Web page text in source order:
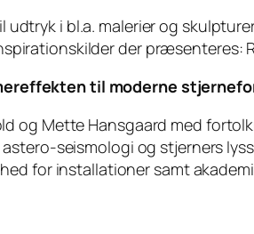
udtryk i bl.a. malerier og
der præsenteres:
til moderne
og Mette Hansgaard med
seismologi og stjerners
for installationer samt